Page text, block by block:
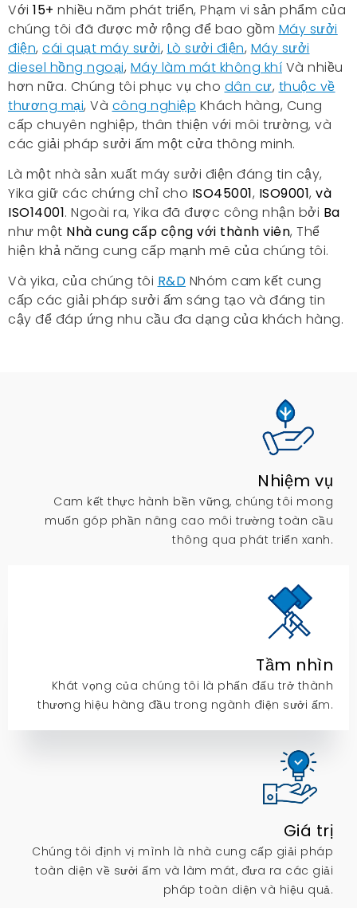
Với 15+ nhiều năm phát triển, Phạm vi sản phẩm của
chúng tôi đã được mở rộng để bao gồm Máy sưởi
điện, cái quạt máy sưởi, Lò sưởi điện, Máy sưởi
diesel hồng ngoại, Máy làm mát không khí Và nhiều
hơn nữa. Chúng tôi phục vụ cho dân cư, thuộc về
thương mại, Và công nghiệp Khách hàng, Cung
cấp chuyên nghiệp, thân thiện với môi trường, và
các giải pháp sưởi ấm một cửa thông minh.
Là một nhà sản xuất máy sưởi điện đáng tin cậy,
Yika giữ các chứng chỉ cho ISO45001, ISO9001, và
ISO14001. Ngoài ra, Yika đã được công nhận bởi Ba
như một Nhà cung cấp cộng với thành viên, Thể
hiện khả năng cung cấp mạnh mẽ của chúng tôi.
Và yika, của chúng tôi R&D Nhóm cam kết cung
cấp các giải pháp sưởi ấm sáng tạo và đáng tin
cậy để đáp ứng nhu cầu đa dạng của khách hàng.
Nhiệm vụ
Cam kết thực hành bền vững, chúng tôi mong
muốn góp phần nâng cao môi trường toàn cầu
thông qua phát triển xanh.
Tầm nhìn
Khát vọng của chúng tôi là phấn đấu trở thành
thương hiệu hàng đầu trong ngành điện sưởi ấm.
Giá trị
Chúng tôi định vị mình là nhà cung cấp giải pháp
toàn diện về sưởi ấm và làm mát, đưa ra các giải
pháp toàn diện và hiệu quả.